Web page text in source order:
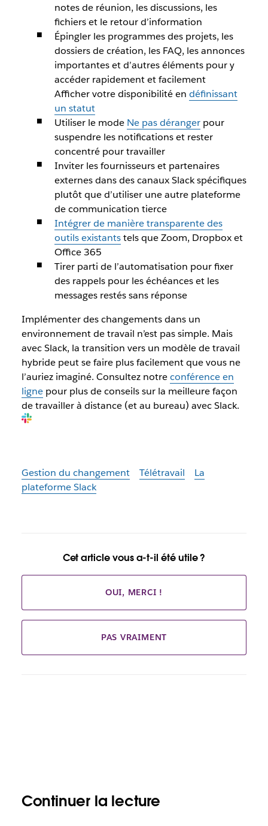
notes de réunion, les discussions, les
fichiers et le retour d’information
Épingler les programmes des projets, les
dossiers de création, les FAQ, les annonces
importantes et d’autres éléments pour y
accéder rapidement et facilement
Afficher votre disponibilité en définissant
un statut
Utiliser le mode Ne pas dérangerpour
suspendre les notifications et rester
concentré pour travailler
Inviter les fournisseurs et partenaires
externes dans des canaux Slack spécifiques
plutôt que d’utiliser une autre plateforme
de communication tierce
Intégrer de manière transparente des
outils existantstels que Zoom, Dropbox et
Office 365
Tirer parti de l’automatisation pour fixer
des rappels pour les échéances et les
messages restés sans réponse
Implémenter des changements dans un
environnement de travail n’est pas simple. Mais
avec Slack, la transition vers un modèle de travail
hybride peut se faire plus facilement que vous ne
l’auriez imaginé. Consultez notreconférence en
lignepour plus de conseils sur la meilleure façon
de travailler à distance (et au bureau) avec Slack.
Gestion du changement Télétravail
La
plateforme Slack
Cet article vous a-t-il été utile ?
OUI, MERCI !
PAS VRAIMENT
Continuer la lecture